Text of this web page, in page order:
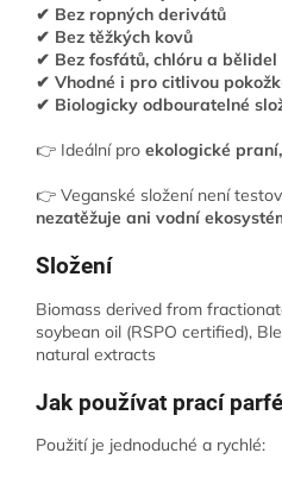
✔ Bez ropných derivátů
✔ Bez těžkých kovů
✔ Bez fosfátů, chlóru a bělidel
✔ Vhodné i pro citlivou
✔ Biologicky odbouratelné
👉 Ideální pro ekologické
👉 Veganské složení není
nezatěžuje ani vodní
Složení
Biomass derived from
soybean oil (RSPO certified),
natural extracts
Jak používat prací
Použití je jednoduché a rychlé: